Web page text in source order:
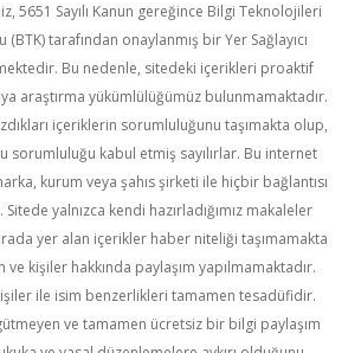
5651 Sayılı Kanun gereğince Bilgi Teknolojileri
tarafından onaylanmış bir Yer Sağlayıcı
Bu nedenle, sitedeki içerikleri proaktif
araştırma yükümlülüğümüz bulunmamaktadır.
içeriklerin sorumluluğunu taşımakta olup,
sorumluluğu kabul etmiş sayılırlar. Bu internet
kurum veya şahıs şirketi ile hiçbir bağlantısı
yalnızca kendi hazırladığımız makaleler
yer alan içerikler haber niteliği taşımamakta
kişiler hakkında paylaşım yapılmamaktadır.
ile isim benzerlikleri tamamen tesadüfidir.
ve tamamen ücretsiz bir bilgi paylaşım